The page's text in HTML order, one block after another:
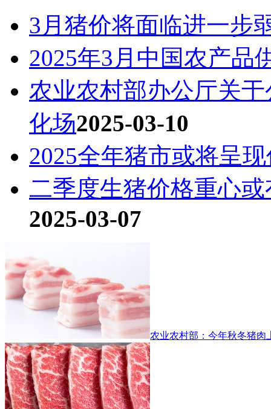
3月猪价将面临进一步
2025年3月中国农产品
农业农村部办公厅关
化场2025-03-10
2025全年猪市或将呈
二季度生猪价格重心
2025-03-07
农业农村部：今年秋冬猪肉